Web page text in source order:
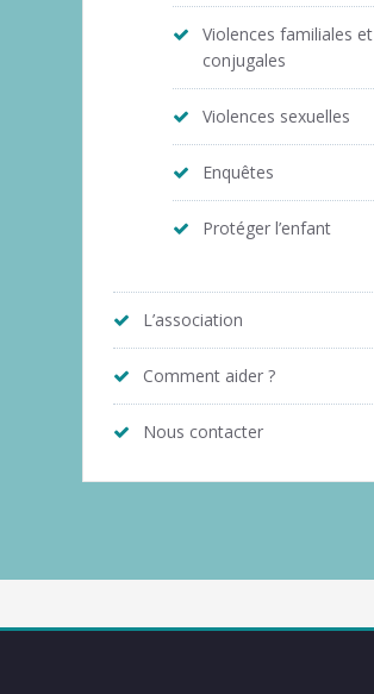
Violences familiales et
conjugales
Violences sexuelles
Enquêtes
Protéger l’enfant
L’association
Comment aider ?
Nous contacter